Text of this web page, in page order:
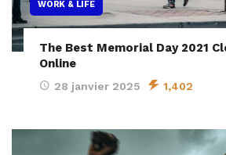
WORK & LIFE
The Best Memorial Day 2021
Online
28 janvier 2025 1,402